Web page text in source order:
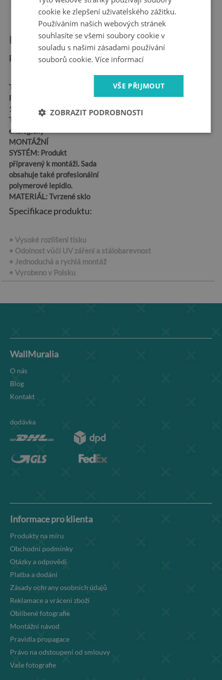
Informace o produktu:
Rozměry produktu:
TVAR:
ROZMĚR:
125x50, 120x60, 140x70
TISK:
ekologický
MONTÁŽNÍ
SYSTÉM: Produkt
připravený k montáži. Sada
obsahuje také profesionální
polymerové lepidlo.
MATERIÁL:Tvrzené sklo
Specifikace produktu:
• Vysoké rozlišení tisku
• Odolnost vůči UV záření a stálobarevnost
• Jednoduchá a rychlá montáž
• Vyrobeno v Polsku
WallMuralia
O nás
Blog
Kontakt
dodávka
Informace pro klienta
Produkty na míru
Obchodní podmínky
Otázky a odpovědi
Platba a dodání
Zásady ochrany osobních údajů
Reklamace a vrácení zboží
Oblíbené fotografie
Montážní návod
Pravidla propagace
Právo na odstoupení od smlouvy
Vaše fotografie
cookie ke zlepšení uživatelského zážitku.
Používáním našich webových stránek
souhlasíte se všemi soubory cookie v
souladu s našimi zásadami používání
souborů cookie.Více informací
VŠE PŘIJMOUT
ZOBRAZIT PODROBNOSTI